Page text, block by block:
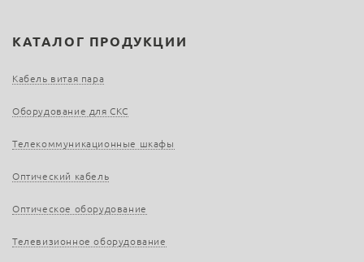
КАТАЛОГ ПРОДУКЦИИ
Кабель витая пара
Оборудование для СКС
Телекоммуникационные шкафы
Оптический кабель
Оптическое оборудование
Телевизионное оборудование